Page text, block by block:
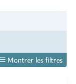
Montrer les filtres